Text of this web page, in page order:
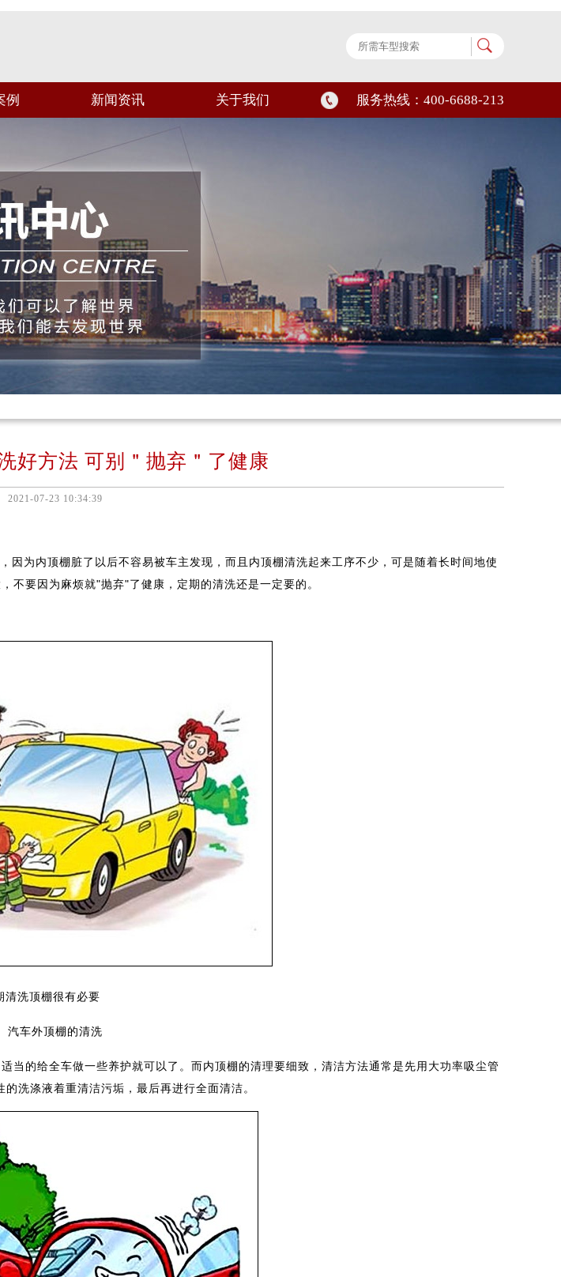
例 新闻资讯 关于我们 服务热线：400-6688-213
好方法 可别＂抛弃＂了健康
2021-07-23 10:34:39
为内顶棚脏了以后不容易被车主发现，而且内顶棚清洗起来工序不少，可是随着长时间地使
不要因为麻烦就"抛弃"了健康，定期的清洗还是一定要的。
清洗顶棚很有必要
汽车外顶棚的清洗
的给全车做一些养护就可以了。而内顶棚的清理要细致，清洁方法通常是先用大功率吸尘管
洗涤液着重清洁污垢，最后再进行全面清洁。